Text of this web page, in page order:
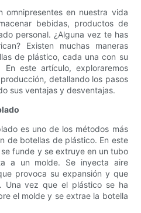
omnipresentes en nuestra vida
bebidas, productos de
personal. ¿Alguna vez te has
Existen muchas maneras
de plástico, cada una con su
este artículo, exploraremos
detallando los pasos
sus ventajas y desventajas.
es uno de los métodos más
de botellas de plástico. En este
funde y se extruye en un tubo
a un molde. Se inyecta aire
provoca su expansión y que
Una vez que el plástico se ha
el molde y se extrae la botella